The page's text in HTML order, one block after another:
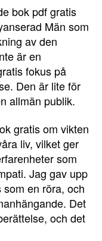
bok pdf gratis
Män som
av den
är en
fokus på
Den är lite för
allmän publik.
gratis om vikten
liv, vilket ger
som
Jag gav upp
en röra, och
Det
och det